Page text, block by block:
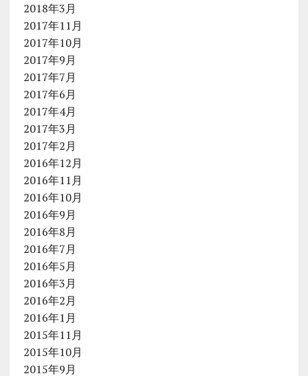
2018年3月
2017年11月
2017年10月
2017年9月
2017年7月
2017年6月
2017年4月
2017年3月
2017年2月
2016年12月
2016年11月
2016年10月
2016年9月
2016年8月
2016年7月
2016年5月
2016年3月
2016年2月
2016年1月
2015年11月
2015年10月
2015年9月